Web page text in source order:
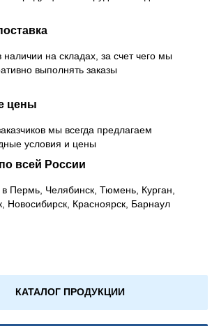
наличии на складах, за счет чего мы
выполнять заказы
цены
мы всегда предлагаем
условия и цены
всей России
Пермь, Челябинск, Тюмень, Курган,
Новосибирск, Красноярск, Барнаул
КАТАЛОГ ПРОДУКЦИИ